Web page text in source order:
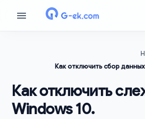
Как отключить сбор
Как отключить
Windows 10.